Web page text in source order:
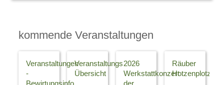
kommende Veranstaltungen
Veranstaltungen
-
Veranstaltungs
Übersicht
2026
Werkstattkonzert
Räuber
Hotzenplotz